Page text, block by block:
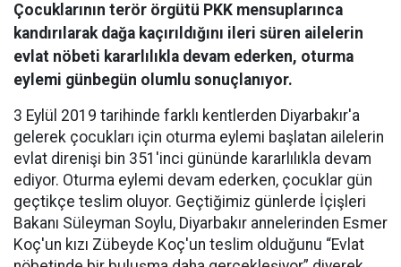
Çocuklarının terör örgütü PKK mensuplarınca
kandırılarak dağa kaçırıldığını ileri süren ailelerin
evlat nöbeti kararlılıkla devam ederken, oturma
eylemi günbegün olumlu sonuçlanıyor.
3 Eylül 2019 tarihinde farklı kentlerden Diyarbakır'a
gelerek çocukları için oturma eylemi başlatan ailelerin
evlat direnişi bin 351'inci gününde kararlılıkla devam
ediyor. Oturma eylemi devam ederken, çocuklar gün
geçtikçe teslim oluyor. Geçtiğimiz günlerde İçişleri
Bakanı Süleyman Soylu, Diyarbakır annelerinden Esmer
Koç'un kızı Zübeyde Koç'un teslim olduğunu “Evlat